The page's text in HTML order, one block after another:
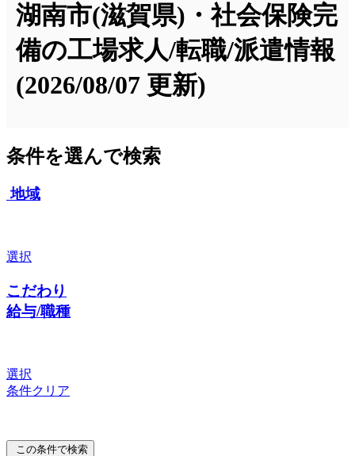
湖南市(滋賀県)・社会保険完
備の工場求人/転職/派遣情報
(2026/08/07 更新)
条件を選んで検索
地域
選択
こだわり
給与/職種
選択
条件クリア
この条件で検索